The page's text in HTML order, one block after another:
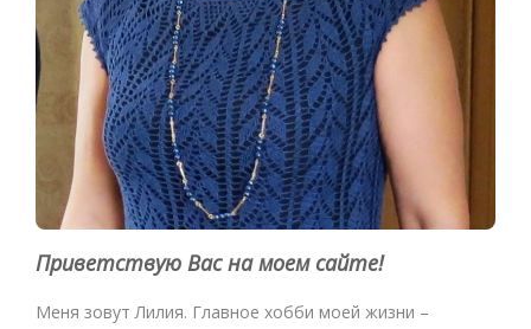
Приветствую Вас на моем сайте!
Меня зовут Лилия. Главное хобби моей жизни –